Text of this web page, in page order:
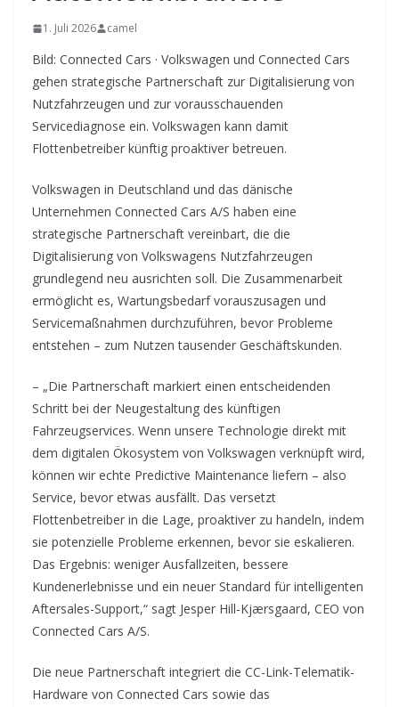
1. Juli 2026 camel
Bild: Connected Cars · Volkswagen und Connected Cars
gehen strategische Partnerschaft zur Digitalisierung von
Nutzfahrzeugen und zur vorausschauenden
Servicediagnose ein. Volkswagen kann damit
Flottenbetreiber künftig proaktiver betreuen.
Volkswagen in Deutschland und das dänische
Unternehmen Connected Cars A/S haben eine
strategische Partnerschaft vereinbart, die die
Digitalisierung von Volkswagens Nutzfahrzeugen
grundlegend neu ausrichten soll. Die Zusammenarbeit
ermöglicht es, Wartungsbedarf vorauszusagen und
Servicemaßnahmen durchzuführen, bevor Probleme
entstehen – zum Nutzen tausender Geschäftskunden.
– „Die Partnerschaft markiert einen entscheidenden
Schritt bei der Neugestaltung des künftigen
Fahrzeugservices. Wenn unsere Technologie direkt mit
dem digitalen Ökosystem von Volkswagen verknüpft wird,
können wir echte Predictive Maintenance liefern – also
Service, bevor etwas ausfällt. Das versetzt
Flottenbetreiber in die Lage, proaktiver zu handeln, indem
sie potenzielle Probleme erkennen, bevor sie eskalieren.
Das Ergebnis: weniger Ausfallzeiten, bessere
Kundenerlebnisse und ein neuer Standard für intelligenten
Aftersales-Support,“ sagt Jesper Hill-Kjærsgaard, CEO von
Connected Cars A/S.
Die neue Partnerschaft integriert die CC-Link-Telematik-
Hardware von Connected Cars sowie das